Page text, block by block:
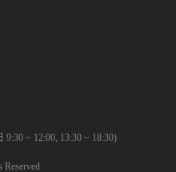
~ 12:00, 13:30 ~ 18:30)